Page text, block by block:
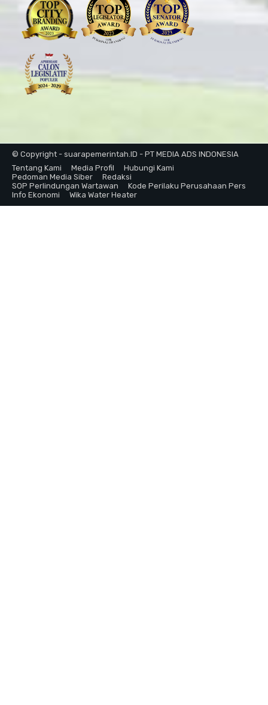
© Copyright - suarapemerintah.ID - PT MEDIA ADS INDONESIA
Tentang Kami
Media Profil
Hubungi Kami
Pedoman Media Siber
Redaksi
SOP Perlindungan Wartawan
Kode Perilaku Perusahaan Pers
Info Ekonomi
Wika Water Heater